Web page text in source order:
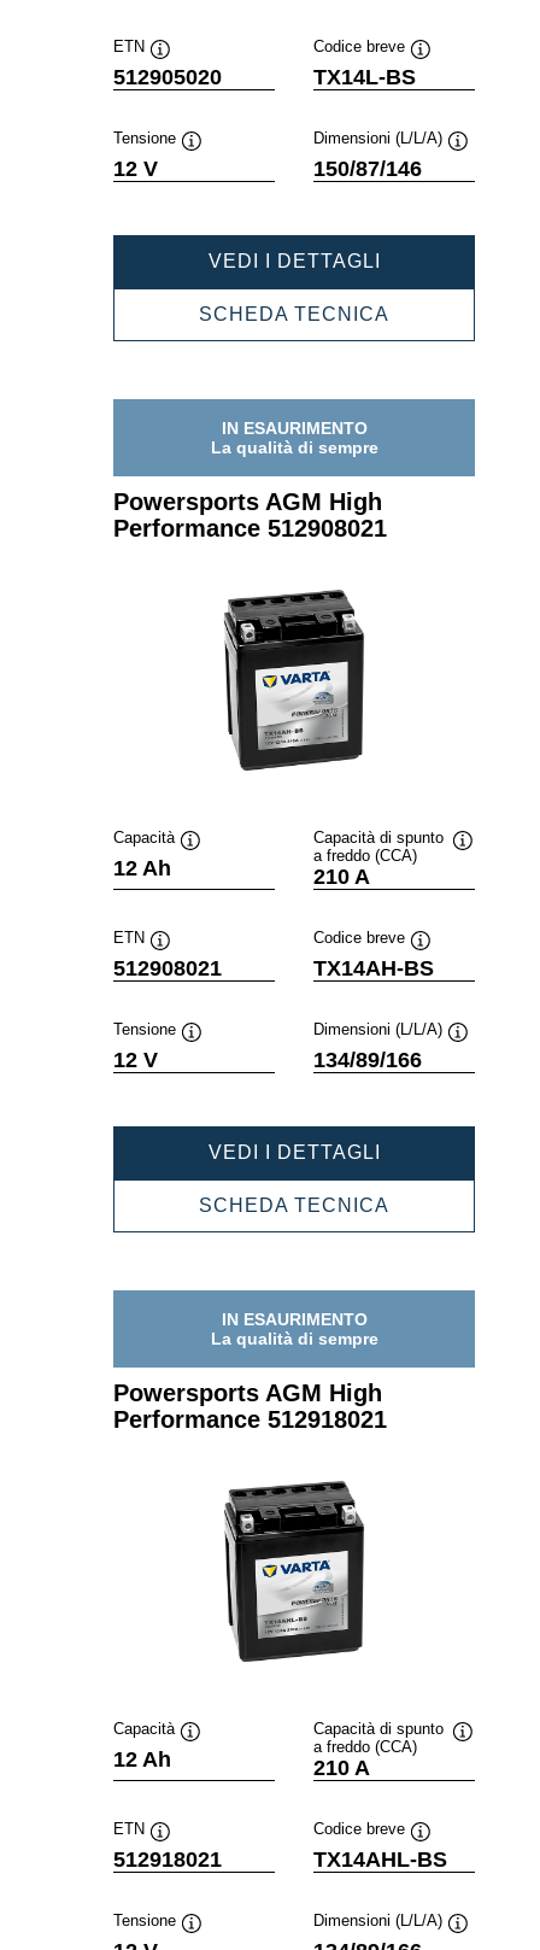
ETN
Descrizione
comando
512905020
Codice breve
comando
TX14L-BS
Tensione
comando
12 V
Dimensioni (L/L/A)
comando
150/87/146
VEDI I DETTAGLI
HIGH
512905020
SCHEDA TECNICA
512905020
IN ESAURIMENTO
La qualità di sempre
Powersports AGM High
Performance 512908021
Capacità
12 Ah
Capacità di spunto
a freddo (CCA)
210 A
ETN
Descrizione
comando
512908021
Codice breve
Descrizione
comando
TX14AH-BS
Tensione
comando
12 V
Dimensioni (L/L/A)
comando
134/89/166
VEDI I DETTAGLI
HIGH
512908021
SCHEDA TECNICA
512908021
IN ESAURIMENTO
La qualità di sempre
Powersports AGM High
Performance 512918021
Capacità
12 Ah
Capacità di spunto
a freddo (CCA)
210 A
ETN
Descrizione
comando
512918021
Codice breve
Descrizione
comando
TX14AHL-BS
Tensione
Dimensioni (L/L/A)